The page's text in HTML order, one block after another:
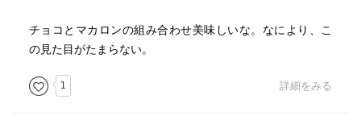
チョコとマカロンの組み合わせ美味しいな。なにより、こ
の見た目がたまらない。
1 詳細をみる